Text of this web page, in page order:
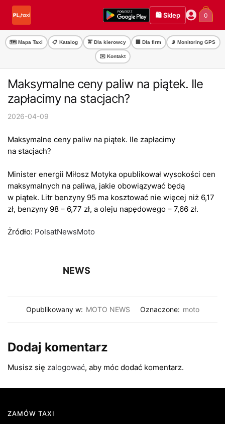
Przejdź
nawigacji
Przejdź
treści
🛍️ Sklep 0
🗺️ Mapa Taxi 📋 Katalog 🚖 Dla kierowcy 🏢 Dla firm 📡 Monitoring GPS
✉️ Kontakt
Maksymalne ceny paliw na piątek. Ile
zapłacimy na stacjach?
2026-04-09
Maksymalne ceny paliw na piątek. Ile zapłacimy
na stacjach?
Minister energii Miłosz Motyka opublikował wysokości cen
maksymalnych na paliwa, jakie obowiązywać będą
w piątek. Litr benzyny 95 ma kosztować nie więcej niż 6,17
zł, benzyny 98 – 6,77 zł, a oleju napędowego – 7,66 zł.
Żródło: PolsatNewsMoto
NEWS
Opublikowany w: MOTO NEWS Oznaczone: moto
Dodaj komentarz
Musisz się zalogować, aby móc dodać komentarz.
ZAMÓW TAXI